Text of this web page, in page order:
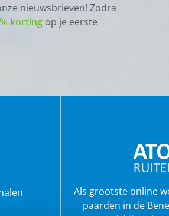
nieuwsbrieven! Zodra
korting op je eerste
Als grootste online
paarden in de